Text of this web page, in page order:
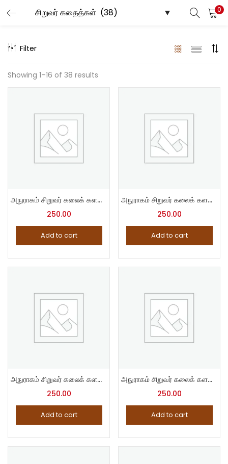
0
Filter
Showing 1–16 of 38 results
அநுராகம் சிறுவர் கலைக் களஞ்சியம் – 1
250.00
Add to cart
அநுராகம் சிறுவர் கலைக் களஞ்சியம் – 2
250.00
Add to cart
அநுராகம் சிறுவர் கலைக் களஞ்சியம் – 3
250.00
Add to cart
அநுராகம் சிறுவர் கலைக் களஞ்சியம் – 4
250.00
Add to cart
LOGIN
Enter your username and password to login.